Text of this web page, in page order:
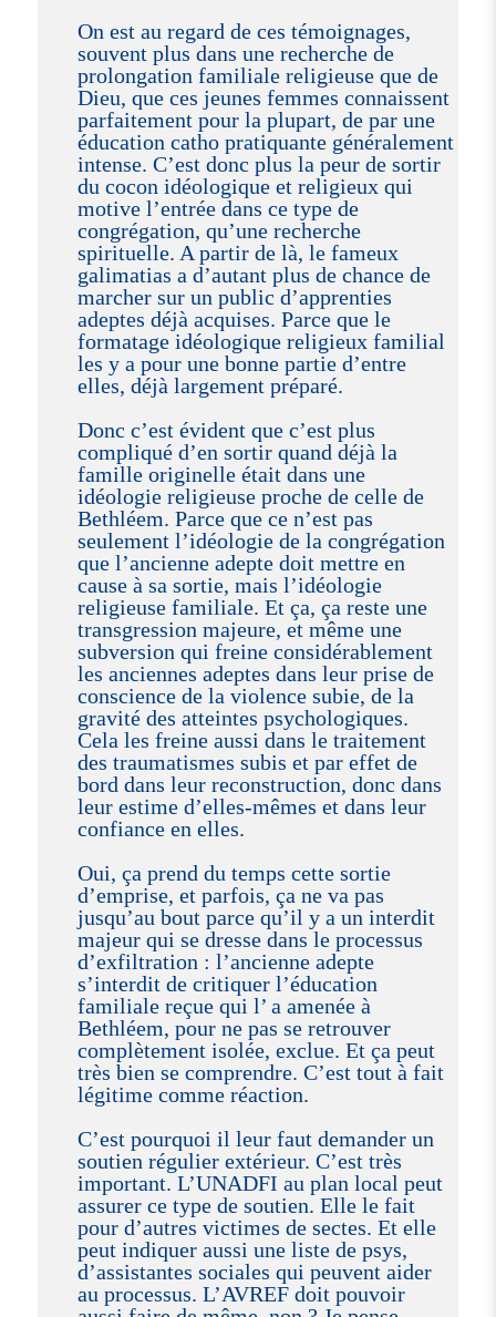
On est au regard de ces témoignages,
souvent plus dans une recherche de
prolongation familiale religieuse que de
Dieu, que ces jeunes femmes connaissent
parfaitement pour la plupart, de par une
éducation catho pratiquante généralement
intense. C’est donc plus la peur de sortir
du cocon idéologique et religieux qui
motive l’entrée dans ce type de
congrégation, qu’une recherche
spirituelle. A partir de là, le fameux
galimatias a d’autant plus de chance de
marcher sur un public d’apprenties
adeptes déjà acquises. Parce que le
formatage idéologique religieux familial
les y a pour une bonne partie d’entre
elles, déjà largement préparé.
Donc c’est évident que c’est plus
compliqué d’en sortir quand déjà la
famille originelle était dans une
idéologie religieuse proche de celle de
Bethléem. Parce que ce n’est pas
seulement l’idéologie de la congrégation
que l’ancienne adepte doit mettre en
cause à sa sortie, mais l’idéologie
religieuse familiale. Et ça, ça reste une
transgression majeure, et même une
subversion qui freine considérablement
les anciennes adeptes dans leur prise de
conscience de la violence subie, de la
gravité des atteintes psychologiques.
Cela les freine aussi dans le traitement
des traumatismes subis et par effet de
bord dans leur reconstruction, donc dans
leur estime d’elles-mêmes et dans leur
confiance en elles.
Oui, ça prend du temps cette sortie
d’emprise, et parfois, ça ne va pas
jusqu’au bout parce qu’il y a un interdit
majeur qui se dresse dans le processus
d’exfiltration : l’ancienne adepte
s’interdit de critiquer l’éducation
familiale reçue qui l’ a amenée à
Bethléem, pour ne pas se retrouver
complètement isolée, exclue. Et ça peut
très bien se comprendre. C’est tout à fait
légitime comme réaction.
C’est pourquoi il leur faut demander un
soutien régulier extérieur. C’est très
important. L’UNADFI au plan local peut
assurer ce type de soutien. Elle le fait
pour d’autres victimes de sectes. Et elle
peut indiquer aussi une liste de psys,
d’assistantes sociales qui peuvent aider
au processus. L’AVREF doit pouvoir